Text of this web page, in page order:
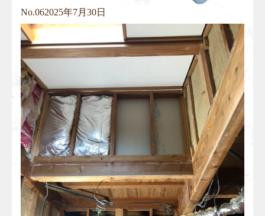
No.062025年7月30日